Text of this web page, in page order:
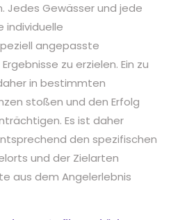
Jedes Gewässer und jede
individuelle
angepasste
zu erzielen. Ein zu
in bestimmten
stoßen und den Erfolg
Es ist daher
den spezifischen
und der Zielarten
aus dem Angelerlebnis